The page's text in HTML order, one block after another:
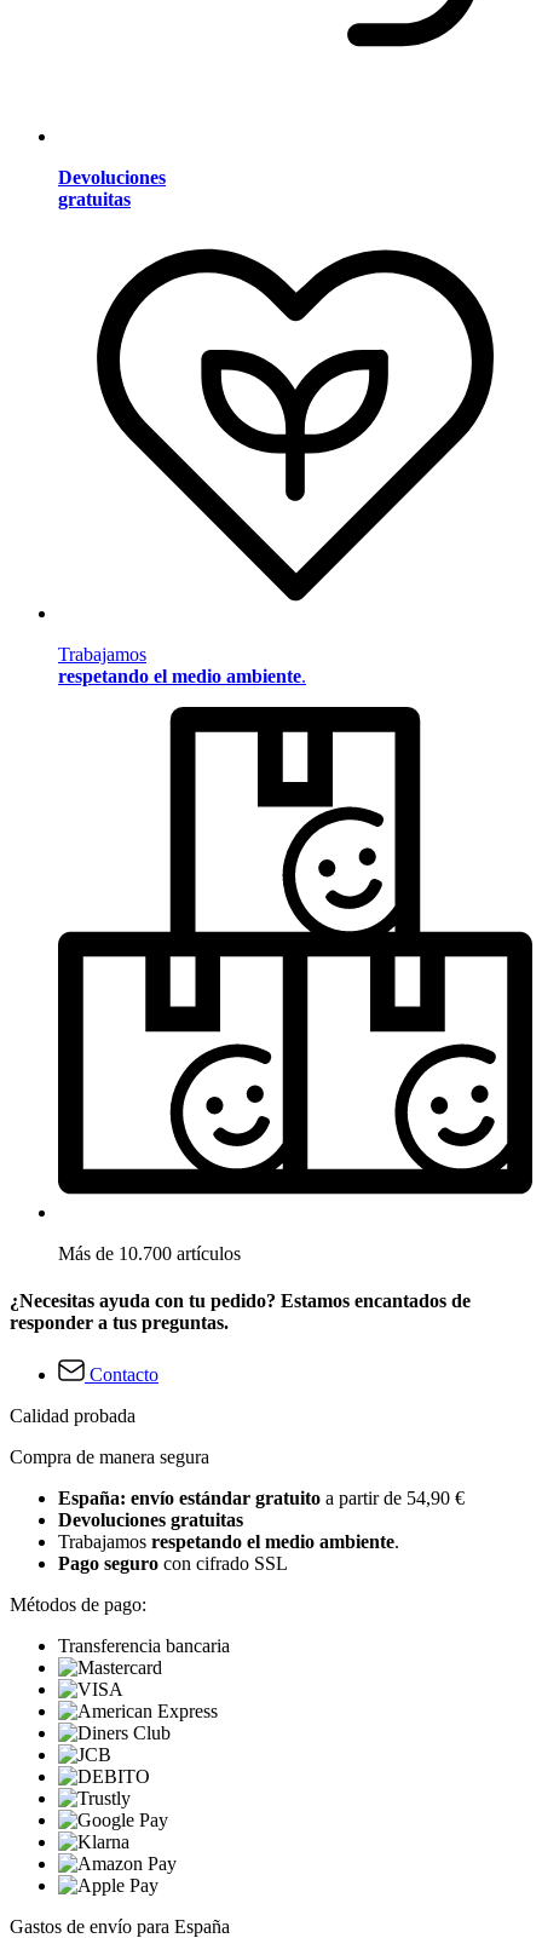
Devoluciones
gratuitas
Trabajamos
respetando el medio ambiente.
Más de 10.700 artículos
¿Necesitas ayuda con tu pedido? Estamos encantados de
responder a tus preguntas.
Contacto
Calidad probada
Compra de manera segura
España: envío estándar gratuito a partir de 54,90 €
Devoluciones gratuitas
Trabajamos respetando el medio ambiente.
Pago seguro con cifrado SSL
Métodos de pago:
Transferencia bancaria
Gastos de envío para España